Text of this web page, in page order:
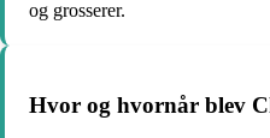
og grosserer.
Hvor og hvornår blev